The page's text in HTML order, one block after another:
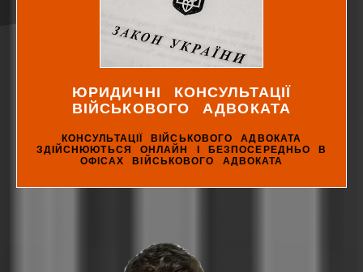
ЮРИДИЧНІ КОНСУЛЬТАЦІЇ
ВІЙСЬКОВОГО АДВОКАТА
КОНСУЛЬТАЦІЇ ВІЙСЬКОВОГО АДВОКАТА
ЗДІЙСНЮЮТЬСЯ ОНЛАЙН І БЕЗПОСЕРЕДНЬО В
ОФІСАХ ВІЙСЬКОВОГО АДВОКАТА